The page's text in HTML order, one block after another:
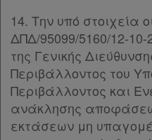
14. Την υπό στοιχεία
ΔΠΔ/95099/5160/12-10-
της Γενικής
Περιβάλλοντος του
Περιβάλλοντος και
ανάκλησης
εκτάσεων μη